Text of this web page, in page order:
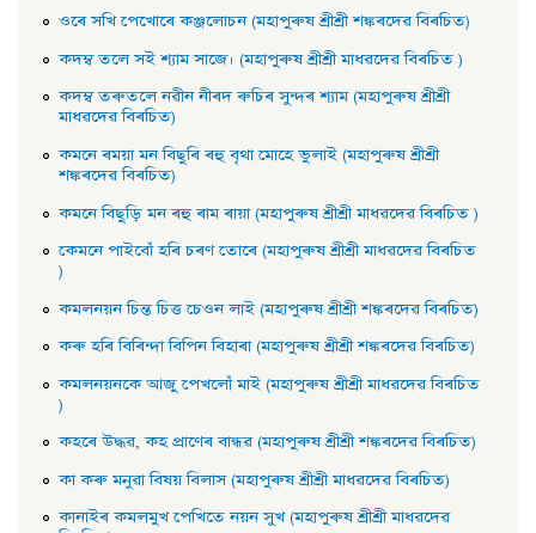
ওৰে সখি পেখােৰে কঞ্জলােচন (মহাপুৰুষ শ্ৰীশ্ৰী শঙ্কৰদেৱ বিৰচিত)
কদম্ব তলে সই শ্যাম সাজে। (মহাপুৰুষ শ্ৰীশ্ৰী মাধৱদেৱ বিৰচিত )
কদম্ব তৰুতলে নৱীন নীৰদ ৰুচিৰ সুন্দৰ শ্যাম (মহাপুৰুষ শ্ৰীশ্ৰী
মাধৱদেৱ বিৰচিত)
কমনে ৰময়া মন বিছুৰি ৰহু বৃথা মােহে ভুলাই (মহাপুৰুষ শ্ৰীশ্ৰী
শঙ্কৰদেৱ বিৰচিত)
কমনে বিছুড়ি মন ৰহু ৰাম ৰায়া (মহাপুৰুষ শ্ৰীশ্ৰী মাধৱদেৱ বিৰচিত )
কেমনে পাইবোঁ হৰি চৰণ তােৰে (মহাপুৰুষ শ্ৰীশ্ৰী মাধৱদেৱ বিৰচিত
)
কমলনয়ন চিন্ত চিত্ত চেওন লাই (মহাপুৰুষ শ্ৰীশ্ৰী শঙ্কৰদেৱ বিৰচিত)
কৰু হৰি বিৰিন্দা বিপিন বিহাৰা (মহাপুৰুষ শ্ৰীশ্ৰী শঙ্কৰদেৱ বিৰচিত)
কমলনয়নকে আজু পেখলোঁ মাই (মহাপুৰুষ শ্ৰীশ্ৰী মাধৱদেৱ বিৰচিত
)
কহৰে উদ্ধৱ, কহ প্রাণেৰ বান্ধৱ (মহাপুৰুষ শ্ৰীশ্ৰী শঙ্কৰদেৱ বিৰচিত)
কা কৰু মনুৱা বিষয় বিলাস (মহাপুৰুষ শ্ৰীশ্ৰী মাধৱদেৱ বিৰচিত)
কানাইৰ কমলমুখ পেখিতে নয়ন সুখ (মহাপুৰুষ শ্ৰীশ্ৰী মাধৱদেৱ